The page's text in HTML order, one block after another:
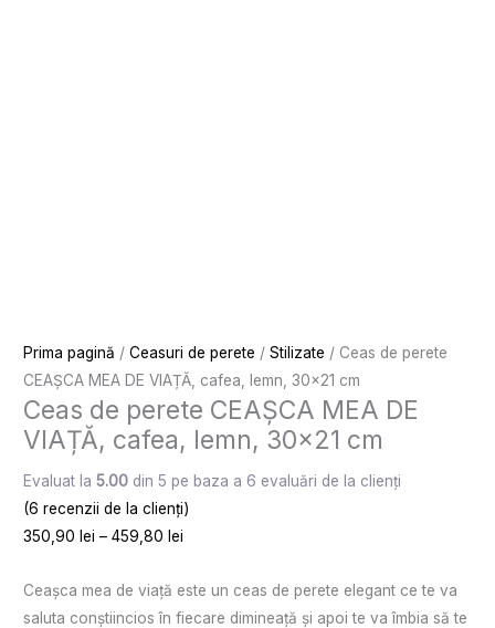
Prima pagină /Ceasuri de perete /Stilizate / Ceas de perete
CEAȘCA MEA DE VIAȚĂ, cafea, lemn, 30×21 cm
Ceas de perete CEAȘCA MEA DE
VIAȚĂ, cafea, lemn, 30×21 cm
Evaluat la5.00 din 5 pe baza a 6 evaluări de la clienți
(6 recenzii de la clienți)
350,90 lei – 459,80 lei
Ceașca mea de viață este un ceas de perete elegant ce te va
saluta conștiincios în fiecare dimineață și apoi te va îmbia să te